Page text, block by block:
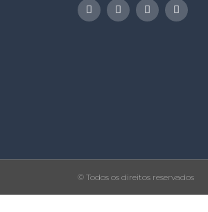
© Todos os direitos reservados